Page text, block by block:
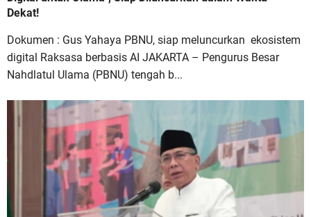
Dekat!
Dokumen : Gus Yahaya PBNU, siap meluncurkan ekosistem
digital Raksasa berbasis AI JAKARTA – Pengurus Besar
Nahdlatul Ulama (PBNU) tengah b...